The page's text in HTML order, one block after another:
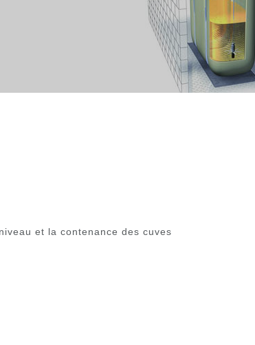
et la contenance des cuves